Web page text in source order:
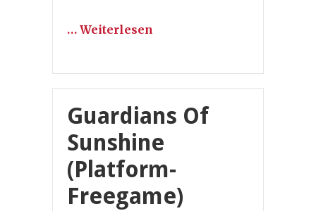
… Weiterlesen
Guardians Of
Sunshine
(Platform-
Freegame)